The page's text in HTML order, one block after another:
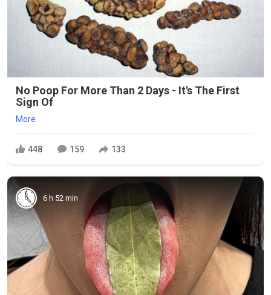
No Poop For More Than 2 Days - It's The First
Sign Of
More
448 159 133
6 h 52 min